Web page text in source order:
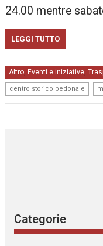
24.00 mentre
LEGGI TUTTO
Altro, Eventi e iniziative,
centro storico pedonale
Categorie